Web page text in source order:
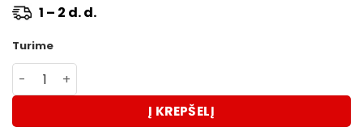
1 – 2 d. d.
Turime
produkto kiekis: RadioMaster XR4 Gemini Xrossband
Į KREPŠELĮ